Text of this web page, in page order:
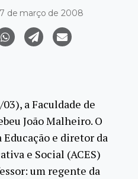
de março de 2008
a Faculdade de
João Malheiro. O
e diretor da
e Social (ACES)
um regente da